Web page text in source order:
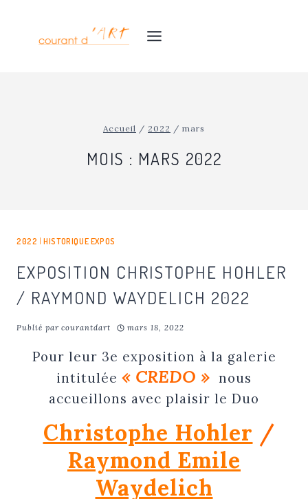
contenu
Accueil / 2022 / mars
MOIS : MARS 2022
2022 |HISTORIQUE EXPOS
EXPOSITION CHRISTOPHE HOHLER
/ RAYMOND WAYDELICH 2022
Publié par courantdart mars 18, 2022
Pour leur 3e exposition à la galerie
intitulée « CREDO » nous
accueillons avec plaisir le Duo
Christophe Hohler /
Raymond Emile
Waydelich